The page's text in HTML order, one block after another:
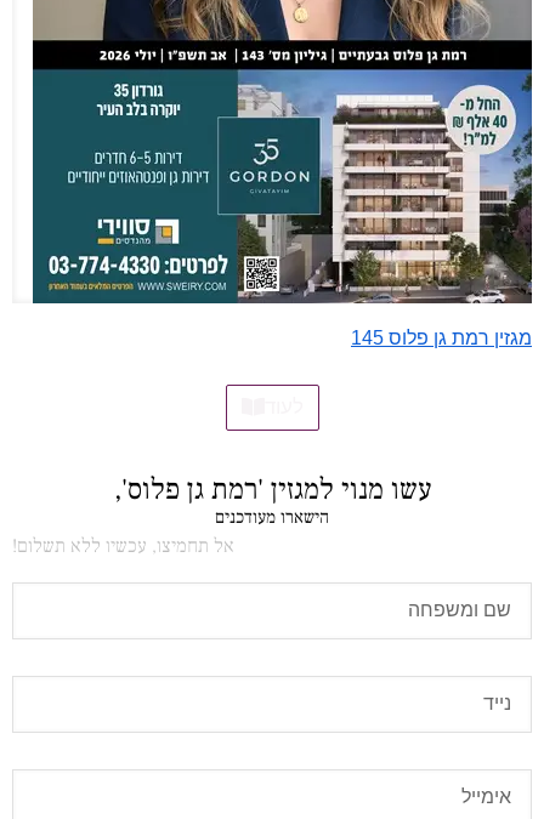
מגזין רמת גן פלוס 145
עשו מנוי למגזין 'רמת גן פלוס',
הישארו מעודכנים
אל תחמיצו, עכשיו ללא תשלום!